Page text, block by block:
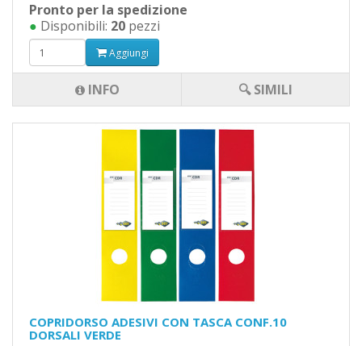
Pronto per la spedizione
● Disponibili: 20 pezzi
Aggiungi
INFO 🔍 SIMILI
COPRIDORSO ADESIVI CON TASCA CONF.10
DORSALI VERDE